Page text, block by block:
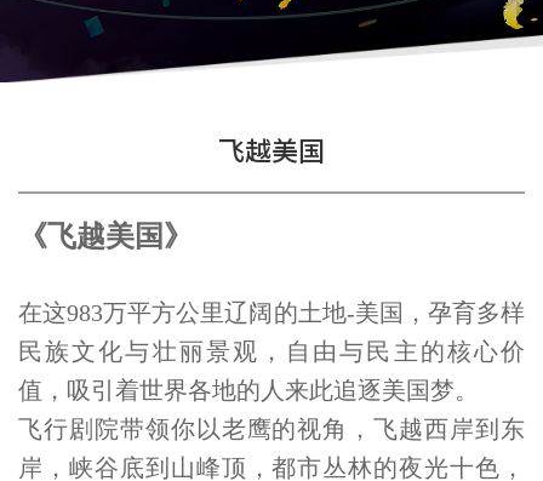
飞越美国
《飞越美国 》
在这983万平方公里辽阔的土地-美国，孕育多样
民族文化与壮丽景观，自由与民主的核心价
值，吸引着世界各地的人来此追逐美国梦。
飞行剧院带领你以老鹰的视角，飞越西岸到东
岸，峡谷底到山峰顶，都市丛林的夜光十色，